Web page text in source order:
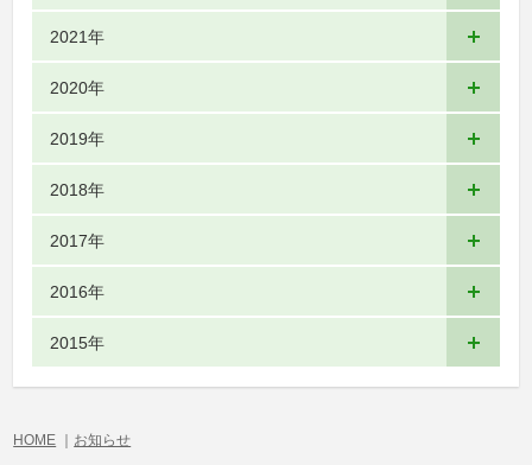
2021年
2020年
2019年
2018年
2017年
2016年
2015年
HOME ｜ お知らせ